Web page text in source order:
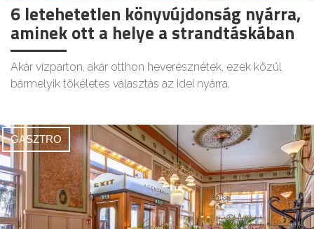
6 letehetetlen könyvújdonság nyárra,
aminek ott a helye a strandtáskában
Akár vízparton, akár otthon heverésznétek, ezek közül
bármelyik tökéletes választás az idei nyárra.
GASZTRO